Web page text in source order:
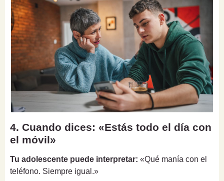
4. Cuando dices: «Estás todo el día con
el móvil»
Tu adolescente puede interpretar: «Qué manía con el
teléfono. Siempre igual.»